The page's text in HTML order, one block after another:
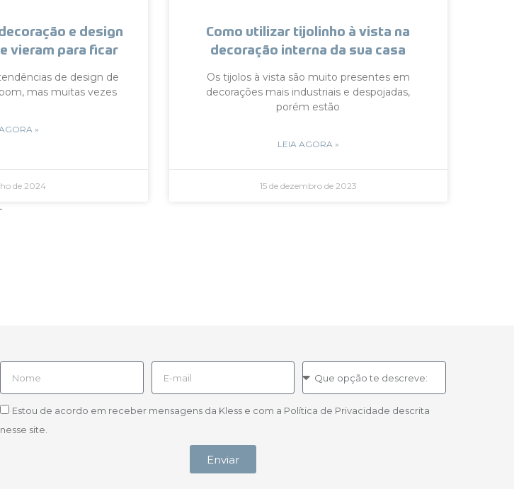
e design
vieram para ficar
de design de
mas muitas vezes
»
de 2024
Como utilizar tijolinho à vista na
decoração interna da sua casa
Os tijolos à vista são muito presentes em
decorações mais industriais e despojadas,
porém estão
LEIA AGORA »
15 de dezembro de 2023
Estou de acordo em receber mensagens da Kless e com a Política de Privacidade descrita
nesse site.
Enviar